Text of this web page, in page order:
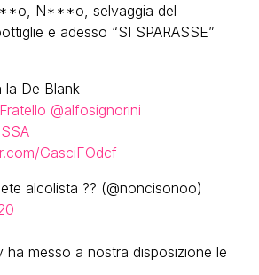
N***o, selvaggia del
e adesso “SI SPARASSE”
la De Blank
@alfosignorini
GasciFOdcf
alcolista ?️‍? (@noncisonoo)
ha messo a nostra disposizione le